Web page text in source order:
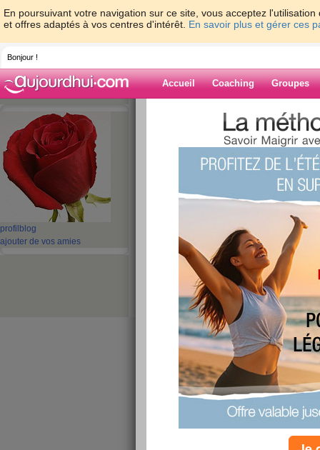
En poursuivant votre navigation sur ce site, vous acceptez
et offres adaptés à vos centres d'intérêt. En savoir plus et gérer ces
Bonjour !
Accueil Coaching Groupes
profil blog
ajouter de vos amies
> > malade
Blog de
malade
bonjourd a toute je n'est pas plus se
temps pourri j'ai attrapper une bonne
a la maisson et je peut rien faire avec 40 de
passer un mauvais wkn car je vais etre
grave sa irra beaucoup mieux lundi .
il faut pas pedre le moral donc demain c'est le jour
vivement j'espére que la météo va changer il faut
arriver bon je vous quitte gros bissou a tout le
lundi bon wkn bissou
ouoooooooooooooooooooooooooo